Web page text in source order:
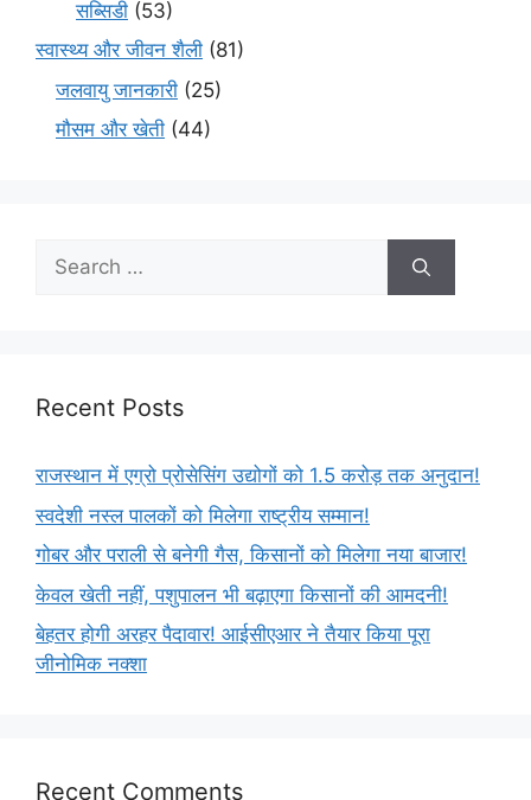
सब्सिडी (53)
स्वास्थ्य और जीवन शैली (81)
जलवायु जानकारी (25)
मौसम और खेती (44)
Recent Posts
राजस्थान में एग्रो प्रोसेसिंग उद्योगों को 1.5 करोड़ तक अनुदान!
स्वदेशी नस्ल पालकों को मिलेगा राष्ट्रीय सम्मान!
गोबर और पराली से बनेगी गैस, किसानों को मिलेगा नया बाजार!
केवल खेती नहीं, पशुपालन भी बढ़ाएगा किसानों की आमदनी!
बेहतर होगी अरहर पैदावार! आईसीएआर ने तैयार किया पूरा
जीनोमिक नक्शा
Recent Comments